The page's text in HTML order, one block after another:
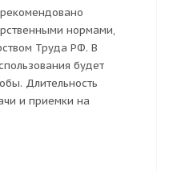
нормами,
Труда РФ. В
будет
Длительность
и приемки на